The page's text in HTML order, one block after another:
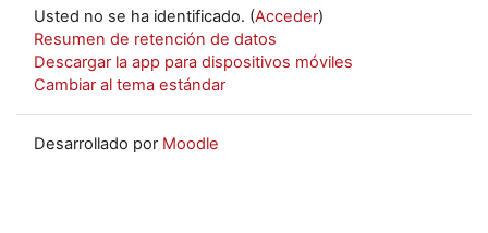
Usted no se ha identificado. (Acceder)
Resumen de retención de datos
Descargar la app para dispositivos móviles
Cambiar al tema estándar
Desarrollado por Moodle